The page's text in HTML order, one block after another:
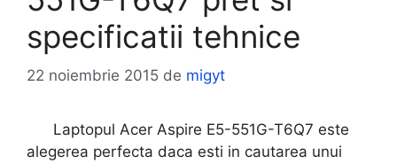
specificatii tehnice
22 noiembrie 2015 de migyt
Laptopul Acer Aspire E5-551G-T6Q7 este
alegerea perfecta daca esti in cautarea unui